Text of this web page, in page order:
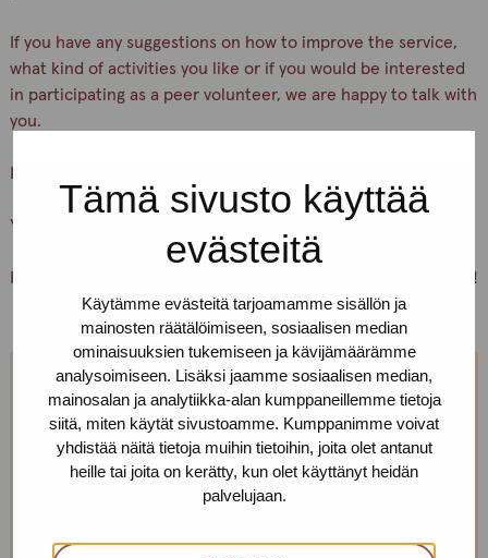
Tämä sivusto käyttää
evästeitä
Käytämme evästeitä tarjoamamme sisällön ja
mainosten räätälöimiseen, sosiaalisen median
ominaisuuksien tukemiseen ja kävijämäärämme
analysoimiseen. Lisäksi jaamme sosiaalisen median,
mainosalan ja analytiikka-alan kumppaneillemme tietoja
siitä, miten käytät sivustoamme. Kumppanimme voivat
yhdistää näitä tietoja muihin tietoihin, joita olet antanut
heille tai joita on kerätty, kun olet käyttänyt heidän
palvelujaan.
If you have any suggestions on how to improve the service,
what kind of activities you like or if you would be interested
in participating as a peer volunteer, we are happy to talk with
you.
You are warmly welcome, Pro-tukipiste staff
PS. You can also just pick up condoms and lubricants for free!
We are open every weekday.
If you want to make an appointment, you can just call
or text us! We can also meet somewhere else, if you
can’t come to the office!